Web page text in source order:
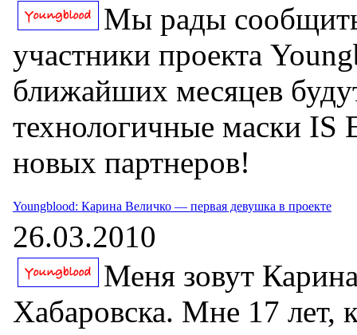
Мы рады
участники проекта
ближайших месяцев
технологичные маски IS
новых партнеров!
Youngblood: Карина Величко — первая девушка в проекте
26.03.2010
Меня зовут
Хабаровска. Мне 17 лет,